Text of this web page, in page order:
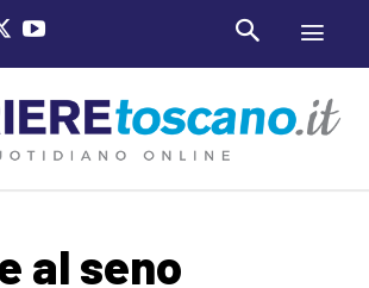
al seno